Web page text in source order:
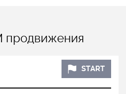
продвижения
START